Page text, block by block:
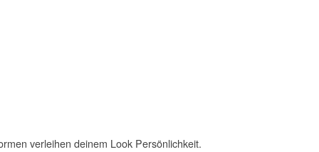
verleihen deinem Look Persönlichkeit.